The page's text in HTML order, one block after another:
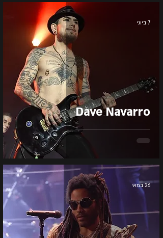
Dave Navarro
7 ביוני
26 במאי